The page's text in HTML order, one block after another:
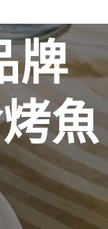
牌
魚
量
桶